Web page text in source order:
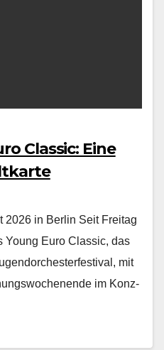
Classic: Eine
2026 in Berlin Seit Fre­itag
Young Euro Clas­sic, das
mit
im Konz­